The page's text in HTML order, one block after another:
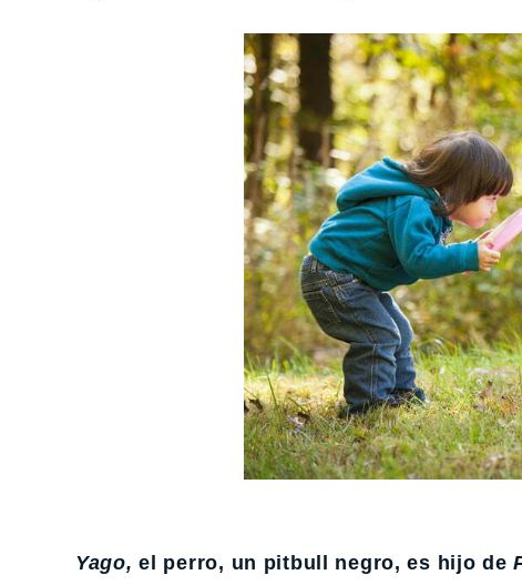
Yago, el perro, un pitbull negro, es hijo de